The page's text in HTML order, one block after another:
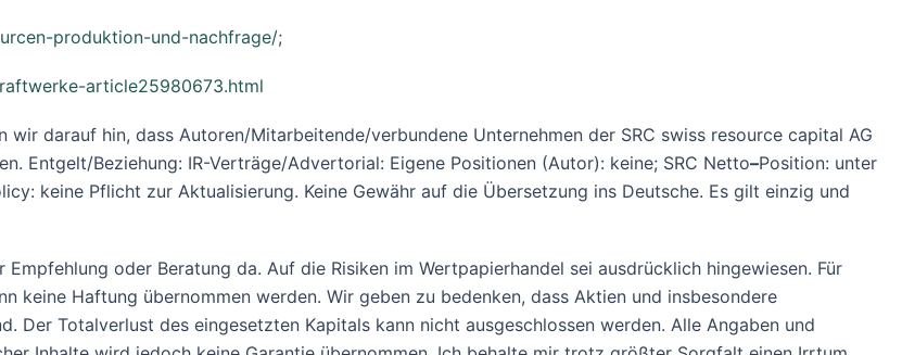
produktion-und-nachfrage/;
article25980673.html
wir darauf hin, dass Autoren/Mitarbeitende/verbundene Unternehmen der SRC swiss resource capital AG
Entgelt/Beziehung: IR-Verträge/Advertorial: Eigene Positionen (Autor): keine; SRC Netto–Position: unter
keine Pflicht zur Aktualisierung. Keine Gewähr auf die Übersetzung ins Deutsche. Es gilt einzig und
oder Beratung da. Auf die Risiken im Wertpapierhandel sei ausdrücklich hingewiesen. Für
keine Haftung übernommen werden. Wir geben zu bedenken, dass Aktien und insbesondere
Der Totalverlust des eingesetzten Kapitals kann nicht ausgeschlossen werden. Alle Angaben und